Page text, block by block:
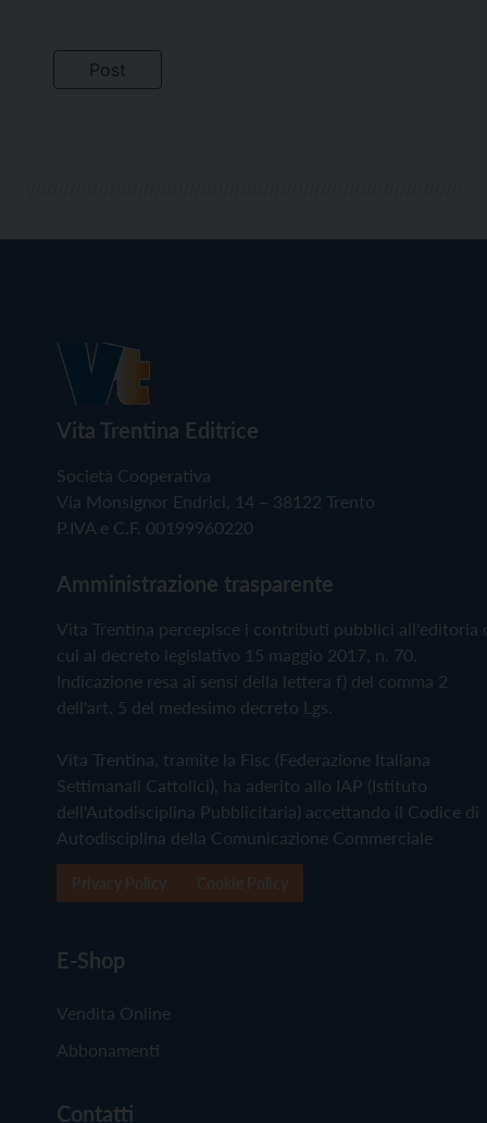
Vita Trentina Editrice
Società Cooperativa
Via Monsignor Endrici, 14 – 38122 Trento
P.IVA e C.F. 00199960220
Amministrazione trasparente
Vita Trentina percepisce i contributi pubblici all'editoria
cui al decreto legislativo 15 maggio 2017, n. 70.
Indicazione resa ai sensi della lettera f) del comma 2
dell'art. 5 del medesimo decreto Lgs.
Vita Trentina, tramite la Fisc (Federazione Italiana
Settimanali Cattolici), ha aderito allo IAP (Istituto
dell'Autodisciplina Pubblicitaria) accettando il Codice di
Autodisciplina della Comunicazione Commerciale
E-Shop
Vendita Online
Abbonamenti
Contatti